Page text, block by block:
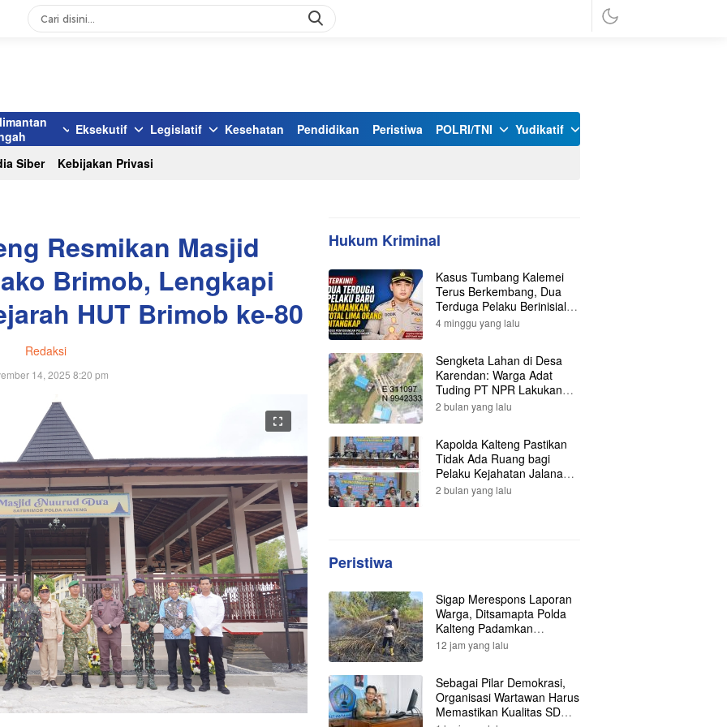
Eksekutif Legislatif Kesehatan Pendidikan Peristiwa POLRI/TNI Yudikatif
Siber Kebijakan Privasi
Resmikan Masjid
Brimob, Lengkapi
HUT Brimob ke-80
Redaksi
14, 2025 8:20 pm
Hukum Kriminal
Kasus Tumbang Kalemei
Terus Berkembang, Dua
Terduga Pelaku Berinisial Y
dan L Ditangkap, Total Lima
4 minggu yang lalu
Sengketa Lahan di Desa
Karendan: Warga Adat
Tuding PT NPR Lakukan
Pengrusakan, Minta
2 bulan yang lalu
Kapolda Kalteng Pastikan
Tidak Ada Ruang bagi
Pelaku Kejahatan Jalanan,
121 Kasus Terungkap dan
2 bulan yang lalu
Peristiwa
Sigap Merespons Laporan
Warga, Ditsamapta Polda
Kalteng Padamkan
Kebakaran Lahan
12 jam yang lalu
Sebagai Pilar Demokrasi,
Organisasi Wartawan Harus
Memastikan Kualitas SDM